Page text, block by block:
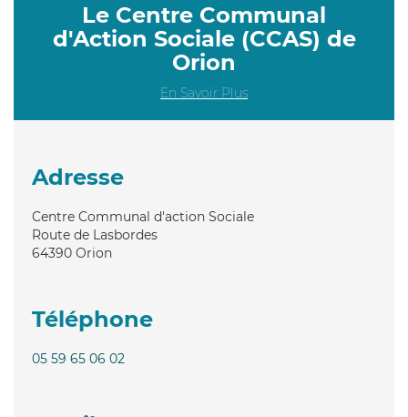
Le Centre Communal
d'Action Sociale (CCAS) de
Orion
En Savoir Plus
Adresse
Centre Communal d'action Sociale
Route de Lasbordes
64390 Orion
Téléphone
05 59 65 06 02